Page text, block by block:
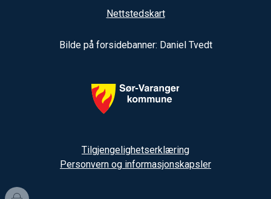
Nettstedskart
Bilde på forsidebanner: Daniel Tvedt
Tilgjengelighetserklæring
Personvern og informasjonskapsler